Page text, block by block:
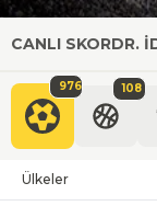
CANLI SKORDR.
976 108
Ülkeler